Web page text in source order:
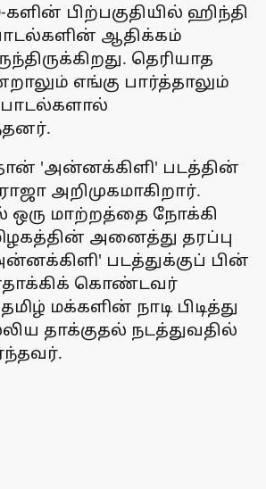
களின் பிற்பகுதியில் ஹிந்தி
ஆதிக்கம்
தெரியாத
எங்கு பார்த்தாலும்
'அன்னக்கிளி' படத்தின்
அறிமுகமாகிறார்.
ஒரு மாற்றத்தை நோக்கி
அனைத்து தரப்பு
படத்துக்குப் பின்
கொண்டவர்
மக்களின் நாடி பிடித்து
தாக்குதல் நடத்துவதில்